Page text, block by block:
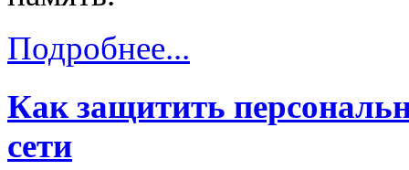
Подробнее...
Как защитить
сети